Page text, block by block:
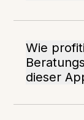
Wie
dieser